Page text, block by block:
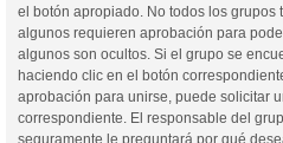
el botón apropiado. No todos los grupos
algunos requieren aprobación para
algunos son ocultos. Si el grupo se
haciendo clic en el botón
aprobación para unirse, puede solicitar
correspondiente. El responsable del
seguramente le preguntará por qué